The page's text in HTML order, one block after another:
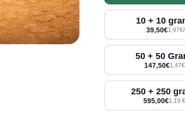
10 + 10
39,50€
50 + 50
147,50€
250 + 250
595,00€1,19